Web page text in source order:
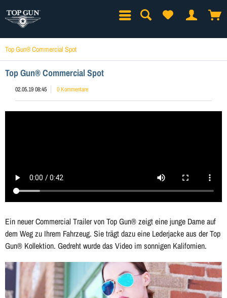
Top Gun® Commercial Spot
Top Gun® Commercial Spot
02.05.19 08:45 0 Kommentare
Ein neuer Commercial Trailer von Top Gun® zeigt eine junge Dame auf
dem Weg zu Ihrem Fahrzeug. Sie trägt dazu eine Lederjacke aus der Top
Gun® Kollektion. Gedreht wurde das Video im sonnigen Kalifornien.